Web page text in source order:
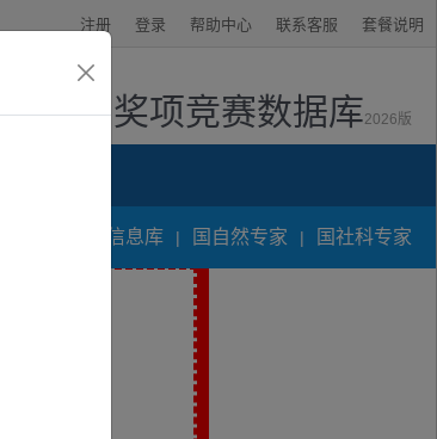
注册 登录 帮助中心 联系客服 套餐说明
奖项竞赛数据库2026版
人才专家申报信息库 | 国自然专家 | 国社科专家